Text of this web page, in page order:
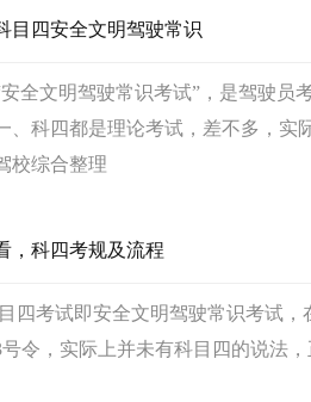
目四安全文明驾驶常识
全文明驾驶常识考试”，是驾驶员
、科四都是理论考试，差不多，实
校综合整理
，科四考规及流程
四考试即安全文明驾驶常识考试，
令，实际上并未有科目四的说法
试”，因大部分学员以及驾校为区